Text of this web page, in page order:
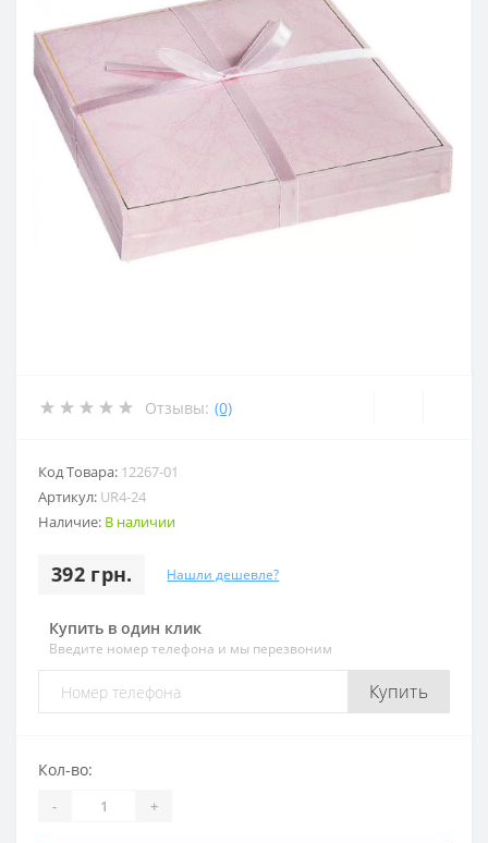
Отзывы: (0)
Код Товара: 12267-01
Артикул: UR4-24
Наличие: В наличии
392 грн. Нашли дешевле?
Купить в один клик
Введите номер телефона и мы перезвоним
Купить
Кол-во:
- +